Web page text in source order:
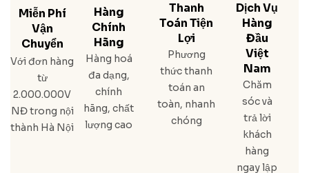
Miễn Phí
Vận
Chuyển
Với đơn hàng
từ
2.000.000V
NĐ trong nội
thành Hà Nội
Hàng
Chính
Hãng
Hàng hoá
đa dạng,
chính
hãng, chất
lượng cao
Thanh
Toán Tiện
Lợi
Phương
thức thanh
toán an
toàn, nhanh
chóng
Dịch Vụ
Hàng
Đầu
Việt
Nam
Chăm
sóc và
trả lời
khách
hàng
ngay lập